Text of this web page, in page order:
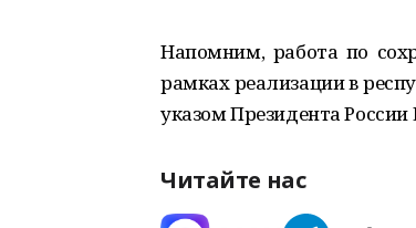
Напомним, работа по
рамках реализации в
указом Президента
Читайте нас